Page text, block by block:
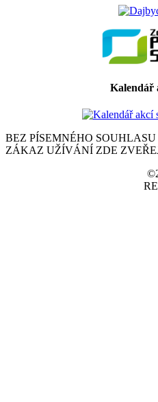
Kalendář
BEZ PÍSEMNÉHO
ZÁKAZ UŽÍVÁNÍ ZDE